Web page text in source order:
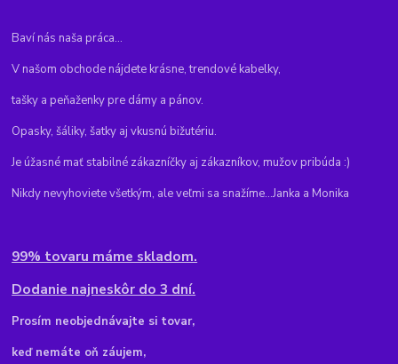
Baví nás naša práca...
V našom obchode nájdete krásne, trendové kabelky,
tašky a peňaženky pre dámy a pánov.
Opasky, šáliky, šatky aj vkusnú bižutériu.
Je úžasné mať stabilné zákazníčky aj zákazníkov, mužov pribúda :)
Nikdy nevyhoviete všetkým, ale veľmi sa snažíme...Janka a Monika
99% tovaru máme skladom.
Dodanie najneskôr do 3 dní.
Prosím neobjednávajte si tovar,
keď nemáte oň záujem,